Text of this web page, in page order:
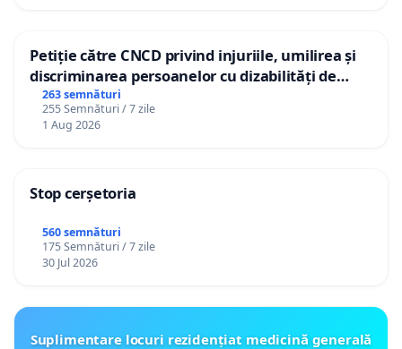
Petiție către CNCD privind injuriile, umilirea și
discriminarea persoanelor cu dizabilități de
către utilizatorul TikTok „Gorici”
263 semnături
255 Semnături / 7 zile
1 Aug 2026
Stop cerșetoria
560 semnături
175 Semnături / 7 zile
30 Jul 2026
Suplimentare locuri rezidențiat medicină generală